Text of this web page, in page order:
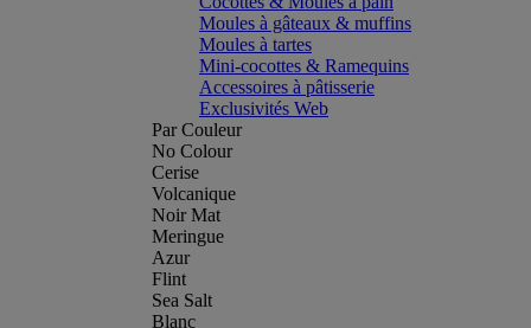
Moules à gâteaux & muffins
Moules à tartes
Mini-cocottes & Ramequins
Accessoires à pâtisserie
Exclusivités Web
Par Couleur
No Colour
Cerise
Volcanique
Noir Mat
Meringue
Azur
Flint
Sea Salt
Blanc